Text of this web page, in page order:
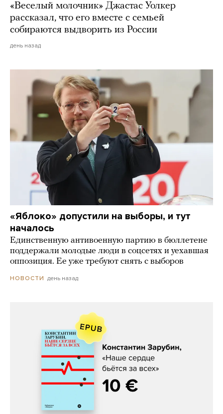
«Веселый молочник» Джастас Уолкер
рассказал, что его вместе с семьей
собираются выдворить из России
день назад
«Яблоко» допустили на выборы, и тут
началось
Единственную антивоенную партию в бюллетене
поддержали молодые люди в соцсетях и уехавшая
оппозиция. Ее уже требуют снять с выборов
НОВОСТИ день назад
Константин Зарубин, «Наше сердце